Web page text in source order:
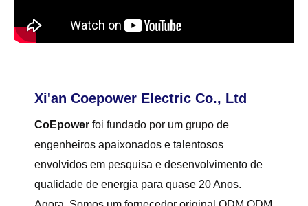
Xi'an Coepower Electric Co., Ltd
CoEpower foi fundado por um grupo de
engenheiros apaixonados e talentosos
envolvidos em pesquisa e desenvolvimento de
qualidade de energia para quase 20 Anos.